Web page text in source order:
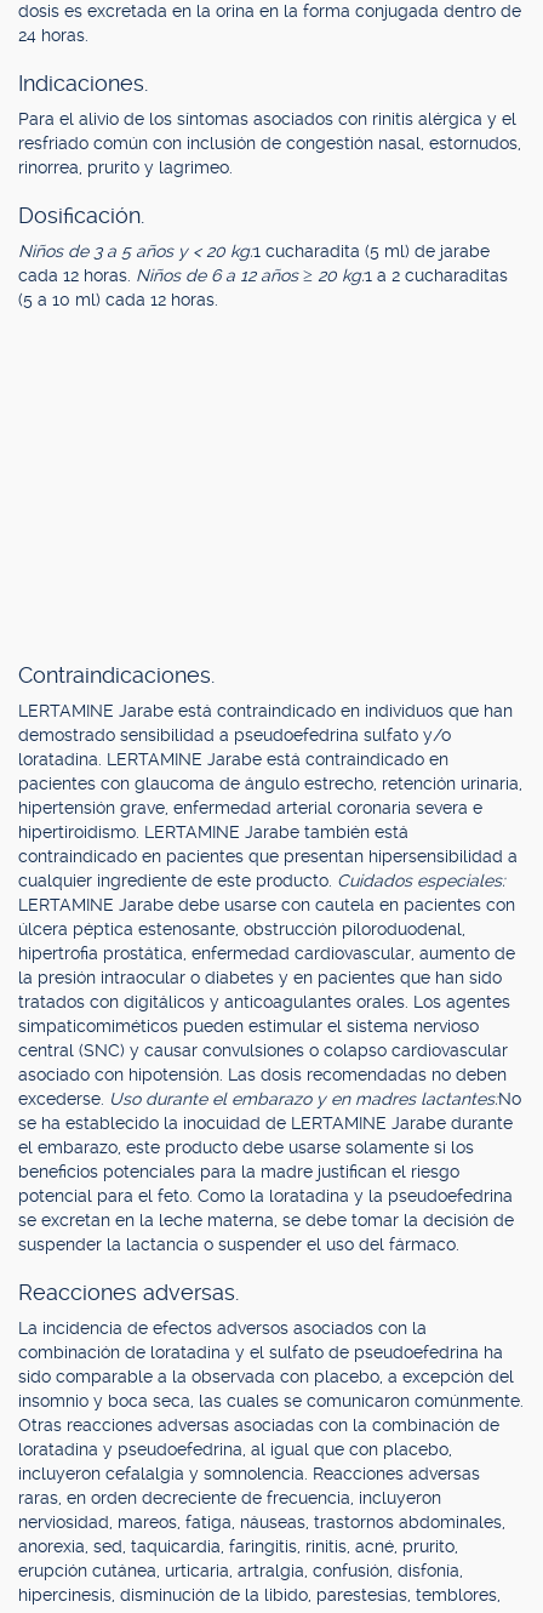
dosis es excretada en la orina en la forma conjugada dentro de
24 horas.
Indicaciones.
Para el alivio de los síntomas asociados con rinitis alérgica y el
resfriado común con inclusión de congestión nasal, estornudos,
rinorrea, prurito y lagrimeo.
Dosificación.
Niños de 3 a 5 años y < 20 kg:1 cucharadita (5 ml) de jarabe
cada 12 horas. Niños de 6 a 12 años ≥ 20 kg:1 a 2 cucharaditas
(5 a 10 ml) cada 12 horas.
Contraindicaciones.
LERTAMINE Jarabe está contraindicado en individuos que han
demostrado sensibilidad a pseudoefedrina sulfato y/o
loratadina. LERTAMINE Jarabe está contraindicado en
pacientes con glaucoma de ángulo estrecho, retención urinaria,
hipertensión grave, enfermedad arterial coronaria severa e
hipertiroidismo. LERTAMINE Jarabe también está
contraindicado en pacientes que presentan hipersensibilidad a
cualquier ingrediente de este producto. Cuidados especiales:
LERTAMINE Jarabe debe usarse con cautela en pacientes con
úlcera péptica estenosante, obstrucción piloroduodenal,
hipertrofia prostática, enfermedad cardiovascular, aumento de
la presión intraocular o diabetes y en pacientes que han sido
tratados con digitálicos y anticoagulantes orales. Los agentes
simpaticomiméticos pueden estimular el sistema nervioso
central (SNC) y causar convulsiones o colapso cardiovascular
asociado con hipotensión. Las dosis recomendadas no deben
excederse. Uso durante el embarazo y en madres lactantes:No
se ha establecido la inocuidad de LERTAMINE Jarabe durante
el embarazo, este producto debe usarse solamente si los
beneficios potenciales para la madre justifican el riesgo
potencial para el feto. Como la loratadina y la pseudoefedrina
se excretan en la leche materna, se debe tomar la decisión de
suspender la lactancia o suspender el uso del fármaco.
Reacciones adversas.
La incidencia de efectos adversos asociados con la
combinación de loratadina y el sulfato de pseudoefedrina ha
sido comparable a la observada con placebo, a excepción del
insomnio y boca seca, las cuales se comunicaron comúnmente.
Otras reacciones adversas asociadas con la combinación de
loratadina y pseudoefedrina, al igual que con placebo,
incluyeron cefalalgia y somnolencia. Reacciones adversas
raras, en orden decreciente de frecuencia, incluyeron
nerviosidad, mareos, fatiga, náuseas, trastornos abdominales,
anorexia, sed, taquicardia, faringitis, rinitis, acné, prurito,
erupción cutánea, urticaria, artralgia, confusión, disfonía,
hipercinesis, disminución de la libido, parestesias, temblores,